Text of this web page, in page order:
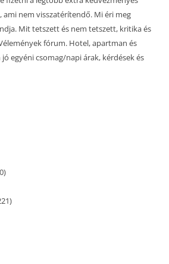
ami nem visszatérítendő. Mi éri meg
Mit tetszett és nem tetszett, kritika és
fórum. Hotel, apartman és
egyéni csomag/napi árak, kérdések és